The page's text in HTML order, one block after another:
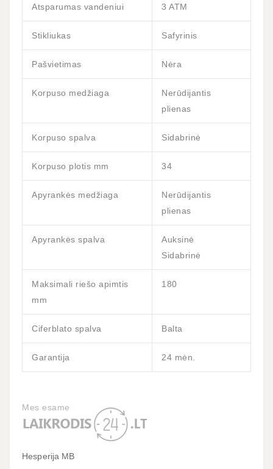
Atsparumas vandeniui 3 ATM
Stikliukas Safyrinis
Pašvietimas Nėra
Korpuso medžiaga
Nerūdijantis
plienas
Korpuso spalva Sidabrinė
Korpuso plotis mm 34
Apyrankės medžiaga
Nerūdijantis
plienas
Apyrankės spalva
Auksinė
Sidabrinė
Maksimali riešo apimtis
mm
180
Ciferblato spalva Balta
Garantija 24 mėn.
Mes esame
Hesperija MB